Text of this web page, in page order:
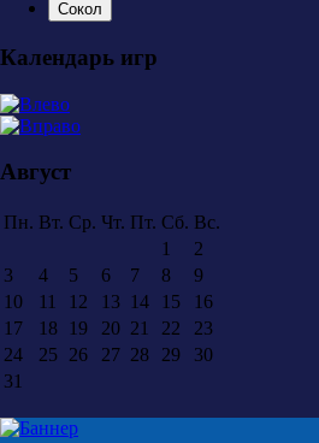
Сокол
Календарь игр
Август
Пн. Вт. Ср. Чт. Пт. Сб. Вс.
1
2
3
4 5 6 7 8
9
10
11 12 13 14 15
16
17
18 19 20 21 22
23
24
25 26 27 28 29
30
31